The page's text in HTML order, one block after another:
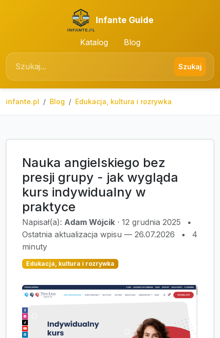
Infante Guide
Katalog Blog
Szukaj
infante.pl Blog Edukacja, kultura i rozrywka
Nauka angielskiego bez
presji grupy - jak wygląda
kurs indywidualny w
praktyce
Napisał(a): Adam Wójcik · 12 grudnia 2025
•
Ostatnia aktualizacja wpisu — 26.07.2026
•
4
minuty
Edukacja, kultura i rozrywka